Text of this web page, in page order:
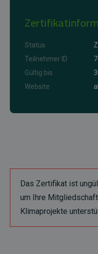
Status
Teilnehmer ID
Gültig bis
Website
Das Zertifikat ist
um Ihre
Klimaprojekte